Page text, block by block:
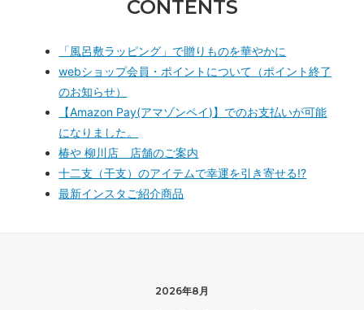
CONTENTS
「風呂敷ラッピング」で贈りものを華やかに
webショップ会員・ポイントについて（ポイント終了
のお知らせ）
【Amazon Pay(アマゾンペイ)】でのお支払いが可能
になりました。
椿や 柳川店 店舗のご案内
十二支（干支）のアイテムで幸運を引き寄せる!?
最新インスタご紹介商品
2026年8月